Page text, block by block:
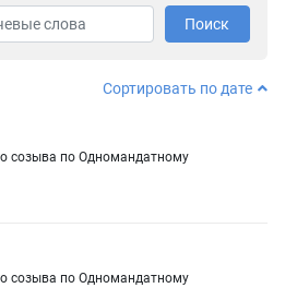
Поиск
Сортировать по дате
созыва по Одномандатному
созыва по Одномандатному